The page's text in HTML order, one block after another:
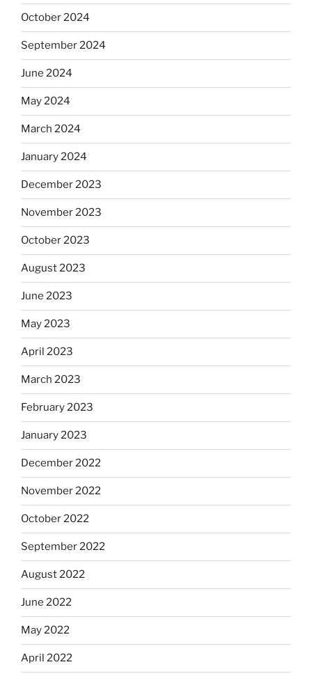
October 2024
September 2024
June 2024
May 2024
March 2024
January 2024
December 2023
November 2023
October 2023
August 2023
June 2023
May 2023
April 2023
March 2023
February 2023
January 2023
December 2022
November 2022
October 2022
September 2022
August 2022
June 2022
May 2022
April 2022